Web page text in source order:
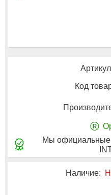
Код
®
Мы официальные
Наличие: